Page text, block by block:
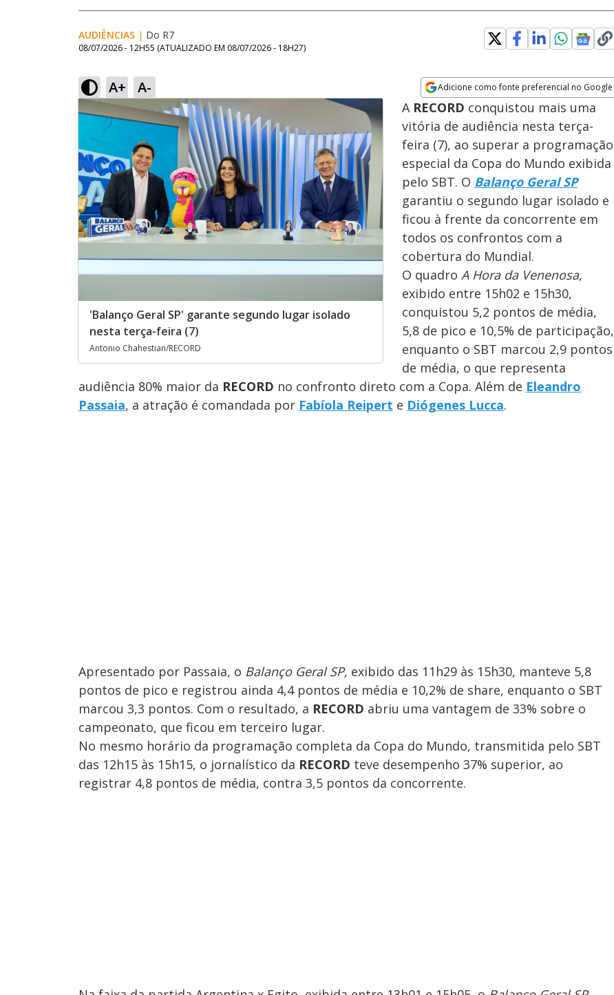
AUDIÊNCIAS | Do R7
08/07/2026 - 12H55 (ATUALIZADO EM 08/07/2026 - 18H27)
A+ A- Adicione como fonte preferencial no Google
Opens in new window
'Balanço Geral SP' garante segundo lugar isolado
nesta terça-feira (7)
Antonio Chahestian/RECORD
ARECORD conquistou mais uma
vitória de audiência nesta terça-
feira (7), ao superar a programação
especial da Copa do Mundo exibida
pelo SBT. O Balanço Geral SP
garantiu o segundo lugar isolado e
ficou à frente da concorrente em
todos os confrontos com a
cobertura do Mundial.
O quadro A Hora da Venenosa,
exibido entre 15h02 e 15h30,
conquistou 5,2 pontos de média,
5,8 de pico e 10,5% de participação,
enquanto o SBT marcou 2,9 pontos
de média, o que representa
audiência 80% maior da RECORD no confronto direto com a Copa. Além de Eleandro
Passaia, a atração é comandada por Fabíola Reipert e Diógenes Lucca.
Apresentado por Passaia, o Balanço Geral SP, exibido das 11h29 às 15h30, manteve 5,8
pontos de pico e registrou ainda 4,4 pontos de média e 10,2% de share, enquanto o SBT
marcou 3,3 pontos. Com o resultado, a RECORD abriu uma vantagem de 33% sobre o
campeonato, que ficou em terceiro lugar.
No mesmo horário da programação completa da Copa do Mundo, transmitida pelo SBT
das 12h15 às 15h15, o jornalístico da RECORD teve desempenho 37% superior, ao
registrar 4,8 pontos de média, contra 3,5 pontos da concorrente.